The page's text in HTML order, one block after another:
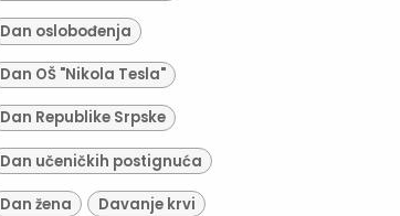
Dan oslobođenja
Dan OŠ "Nikola Tesla"
Dan Republike Srpske
Dan učeničkih postignuća
Dan žena Davanje krvi